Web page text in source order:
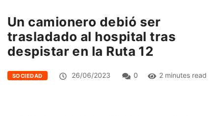
Un camionero debió ser
trasladado al hospital tras
despistar en la Ruta 12
SOCIEDAD 26/06/2023 0 2 minutes read